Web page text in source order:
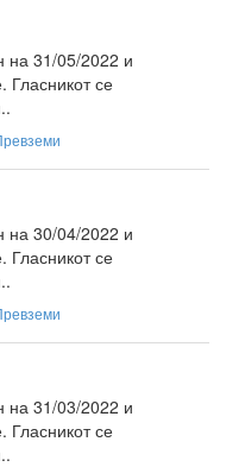
на 31/05/2022 и
се
на 30/04/2022 и
се
на 31/03/2022 и
се